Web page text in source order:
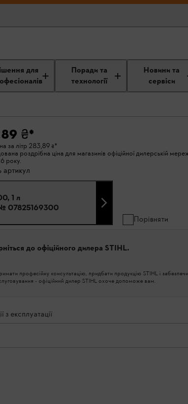
для
Поради та
технології
Новини та
сервіси
₴*
за літр 283,89 ₴*
роздрібна ціна для магазинів офіційної дилерській
року.
артикул
1 л
07825169300
Порівняти
до офіційного дилера STIHL.
професійну консультацію, придбати продукцію STIHL і
- офіційний дилер STIHL охоче допоможе вам.
з експлуатації